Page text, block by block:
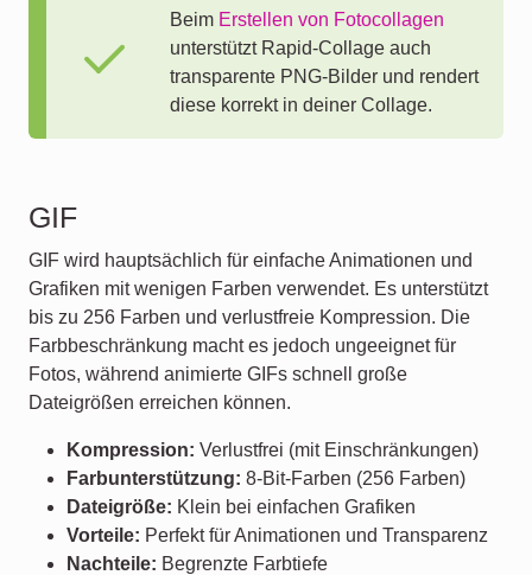
Beim Erstellen von Fotocollagen
unterstützt Rapid-Collage auch
transparente PNG-Bilder und rendert
diese korrekt in deiner Collage.
GIF
GIF wird hauptsächlich für einfache Animationen und
Grafiken mit wenigen Farben verwendet. Es unterstützt
bis zu 256 Farben und verlustfreie Kompression. Die
Farbbeschränkung macht es jedoch ungeeignet für
Fotos, während animierte GIFs schnell große
Dateigrößen erreichen können.
Kompression: Verlustfrei (mit Einschränkungen)
Farbunterstützung: 8-Bit-Farben (256 Farben)
Dateigröße: Klein bei einfachen Grafiken
Vorteile: Perfekt für Animationen und Transparenz
Nachteile: Begrenzte Farbtiefe